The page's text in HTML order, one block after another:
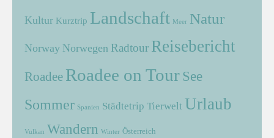
Kultur Kurztrip Landschaft Meer Natur
Norway Norwegen Radtour Reisebericht
Roadee Roadee on Tour See
Sommer Spanien Städtetrip Tierwelt Urlaub
Vulkan Wandern Winter Österreich